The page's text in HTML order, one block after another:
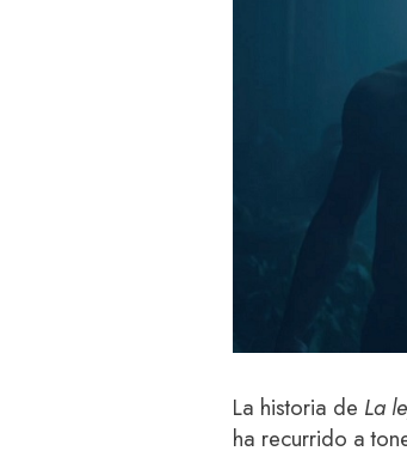
La historia de La
ha recurrido a